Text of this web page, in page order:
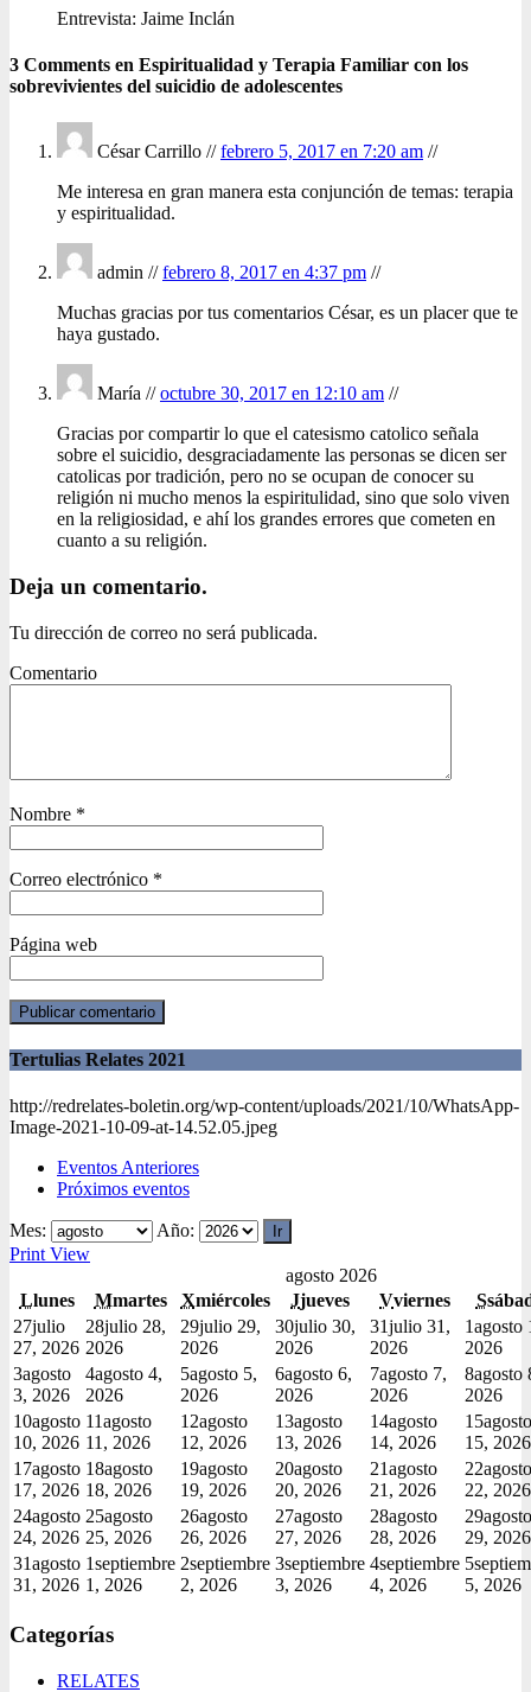
Entrevista: Jaime Inclán
3 Comments en Espiritualidad y Terapia Familiar con los
sobrevivientes del suicidio de adolescentes
César Carrillo //febrero 5, 2017 en 7:20 am //
Me interesa en gran manera esta conjunción de temas: terapia
y espiritualidad.
admin //febrero 8, 2017 en 4:37 pm //
Muchas gracias por tus comentarios César, es un placer que te
haya gustado.
María //octubre 30, 2017 en 12:10 am //
Gracias por compartir lo que el catesismo catolico señala
sobre el suicidio, desgraciadamente las personas se dicen ser
catolicas por tradición, pero no se ocupan de conocer su
religión ni mucho menos la espiritulidad, sino que solo viven
en la religiosidad, e ahí los grandes errores que cometen en
cuanto a su religión.
Deja un comentario.
Tu dirección de correo no será publicada.
Comentario
Nombre *
Correo electrónico *
Página web
Tertulias Relates 2021
http://redrelates-boletin.org/wp-content/uploads/2021/10/WhatsApp-
Image-2021-10-09-at-14.52.05.jpeg
Eventos Anteriores
Próximos eventos
Mes:
Año:
Print View
agosto 2026
Llunes Mmartes Xmiércoles Jjueves Vviernes S
27julio
27, 2026
28julio 28,
2026
29julio 29,
2026
30julio 30,
2026
31julio 31,
2026
1agosto
2026
3agosto
3, 2026
4agosto 4,
2026
5agosto 5,
2026
6agosto 6,
2026
7agosto 7,
2026
8agosto
2026
10agosto
10, 2026
11agosto
11, 2026
12agosto
12, 2026
13agosto
13, 2026
14agosto
14, 2026
15agosto
15, 2026
17agosto
17, 2026
18agosto
18, 2026
19agosto
19, 2026
20agosto
20, 2026
21agosto
21, 2026
22agosto
22, 2026
24agosto
24, 2026
25agosto
25, 2026
26agosto
26, 2026
27agosto
27, 2026
28agosto
28, 2026
29agosto
29, 2026
31agosto
31, 2026
1septiembre
1, 2026
2septiembre
2, 2026
3septiembre
3, 2026
4septiembre
4, 2026
5
5, 2026
Categorías
RELATES